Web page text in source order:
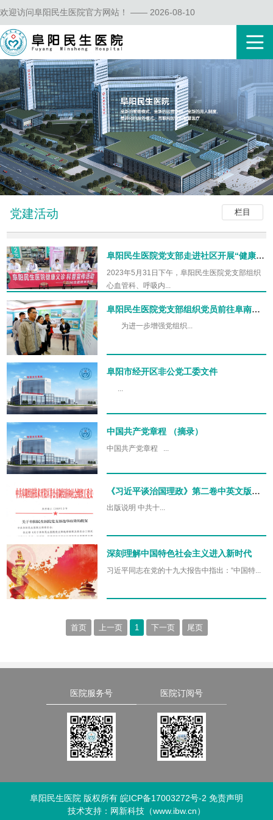
欢迎访问阜阳民生医院官方网站！ —— 2026-08-10
栏目
党建活动
阜阳民生医院党支部走进社区开展“健康义诊 科普宣传”系列活动
2023年5月31日下午，阜阳民生医院党支部组织
心血管科、呼吸内...
阜阳民生医院党支部组织党员前往阜南县王家坝参观学习
为进一步增强党组织...
阜阳市经开区非公党工委文件
...
中国共产党章程 （摘录）
中国共产党章程 ...
《习近平谈治国理政》第二卷中英文版出版发行
出版说明 中共十...
深刻理解中国特色社会主义进入新时代
习近平同志在党的十九大报告中指出：“中国特...
首页 上一页 1 下一页 尾页
医院服务号 医院订阅号
阜阳民生医院 版权所有 皖ICP备17003272号-2 免责声明
技术支持： 网新科技（www.ibw.cn）